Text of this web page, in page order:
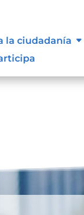
la ciudadanía